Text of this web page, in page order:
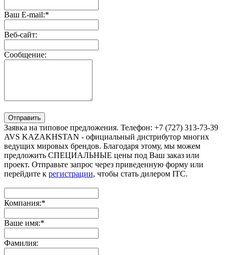
Ваш E-mail:*
Веб-сайт:
Сообщение:
Отправить
Заявка на типовое предложения. Телефон: +7 (727) 313-73-39
AVS KAZAKHSTAN - официальный дистрибутор многих
ведущих мировых брендов. Благодаря этому, мы можем
предложить СПЕЦИАЛЬНЫЕ цены под Ваш заказ или
проект. Отправьте запрос через приведенную форму или
перейдите к регистрации, чтобы стать дилером ITC.
Компания:*
Ваше имя:*
Фамилия: